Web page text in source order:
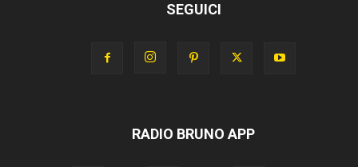
SEGUICI
RADIO BRUNO APP